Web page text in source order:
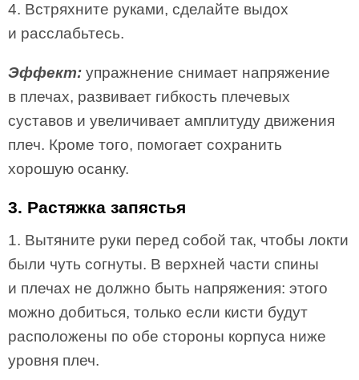
4. Встряхните руками, сделайте выдох
и расслабьтесь.
Эффект: упражнение снимает напряжение
в плечах, развивает гибкость плечевых
суставов и увеличивает амплитуду движения
плеч. Кроме того, помогает сохранить
хорошую осанку.
3. Растяжка запястья
1. Вытяните руки перед собой так, чтобы локти
были чуть согнуты. В верхней части спины
и плечах не должно быть напряжения: этого
можно добиться, только если кисти будут
расположены по обе стороны корпуса ниже
уровня плеч.